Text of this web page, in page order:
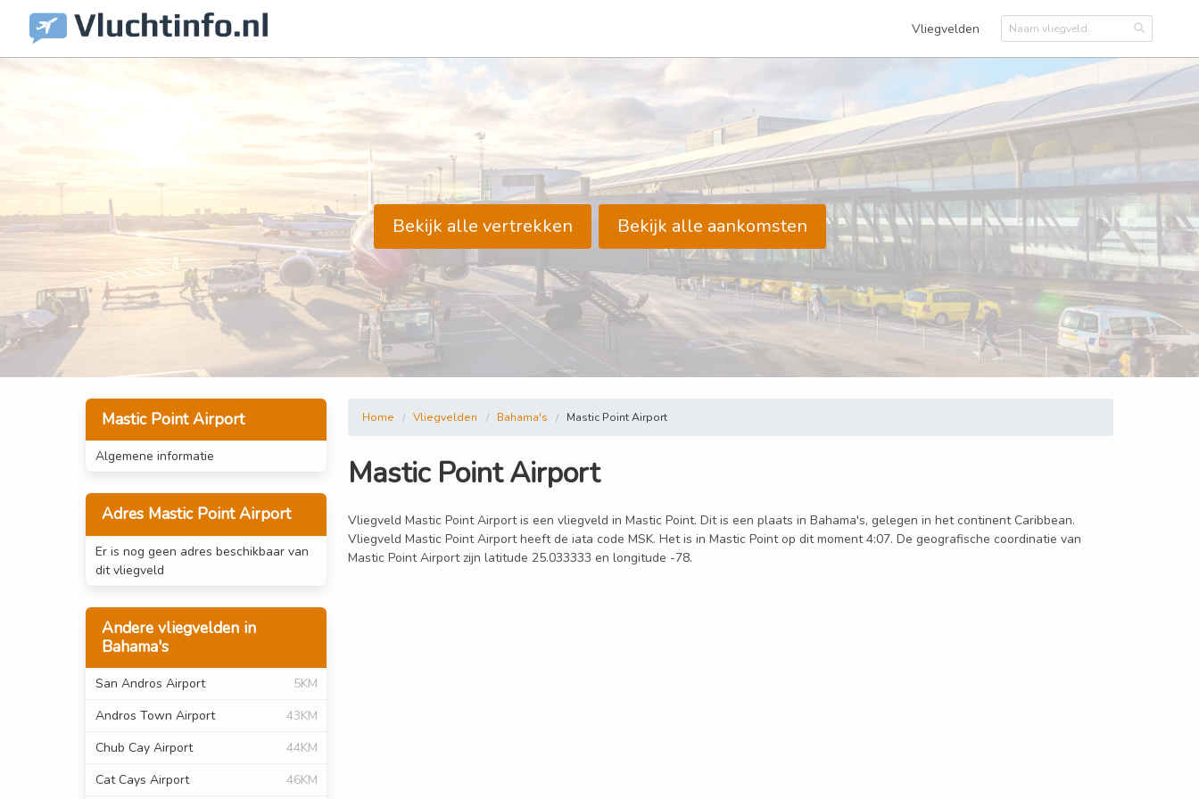
Vliegvelden
Bekijk alle vertrekken Bekijk alle aankomsten
Mastic Point Airport
Algemene informatie
Adres Mastic Point Airport
Er is nog geen adres beschikbaar van
dit vliegveld
Andere vliegvelden in
Bahama's
San Andros Airport
5KM
Andros Town Airport
43KM
Chub Cay Airport
44KM
Cat Cays Airport
46KM
Home Vliegvelden Bahama's Mastic Point Airport
Mastic Point Airport
Vliegveld Mastic Point Airport is een vliegveld in Mastic Point. Dit is een plaats in Bahama's, gelegen in het continent Caribbean.
Vliegveld Mastic Point Airport heeft de iata code MSK. Het is in Mastic Point op dit moment 4:07. De geografische coordinatie van
Mastic Point Airport zijn latitude 25.033333 en longitude -78.